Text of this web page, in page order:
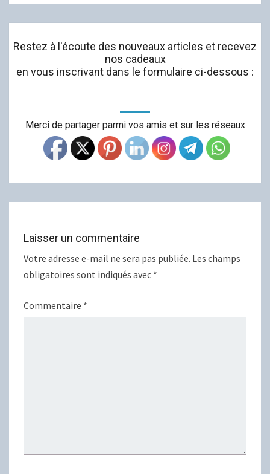
Restez à l'écoute des nouveaux articles et recevez
nos cadeaux
en vous inscrivant dans le formulaire ci-dessous :
Merci de partager parmi vos amis et sur les réseaux
Laisser un commentaire
Votre adresse e-mail ne sera pas publiée. Les champs
obligatoires sont indiqués avec *
Commentaire *